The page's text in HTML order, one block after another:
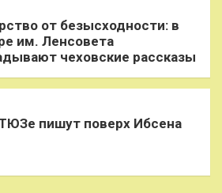
от безысходности: в
им. Ленсовета
чеховские рассказы
пишут поверх Ибсена